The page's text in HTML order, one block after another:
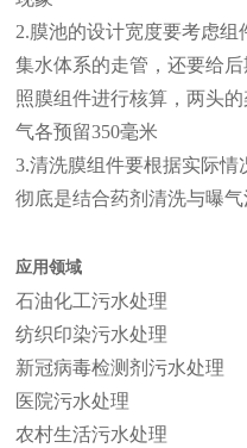
2.膜池的设计宽度要考虑
集水体系的走管，还要给
照膜组件进行核算，两头
气各预留350毫米
3.清洗膜组件要根据实际
彻底是结合药剂清洗与曝气
应用领域
石油化工污水处理
纺织印染污水处理
新冠病毒检测剂污水处理
医院污水处理
农村生活污水处理